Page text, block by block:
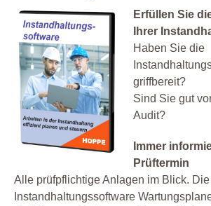
Erfüllen Sie
Ihrer
Haben Sie die
griffbereit?
Sind Sie gut
Audit?
Immer
Prüftermin
Alle prüfpflichtige Anlagen im Blick. Die
Instandhaltungssoftware